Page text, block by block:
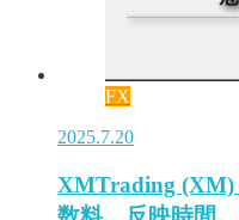
FX
2025.7.20
XMTrading (XM)